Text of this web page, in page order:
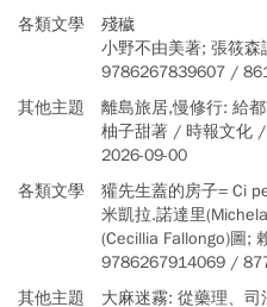
各類文學
殘穢
小野不由美著; 張筱
9786267839607 /
其他主題
離島旅居,慢修行: 給
柚子甜著 / 時報文化
2026-09-00
各類文學
獾先生蓋的房子= Ci
米凱拉.諾達里
(Cecillia Fallongo)圖;
9786267914069 /
其他主題
大麻迷霧: 從藥理、司